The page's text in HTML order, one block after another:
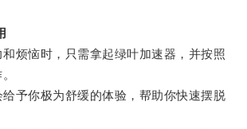
恼时，只需拿起绿叶加速器，并按照
你极为舒缓的体验，帮助你快速摆脱